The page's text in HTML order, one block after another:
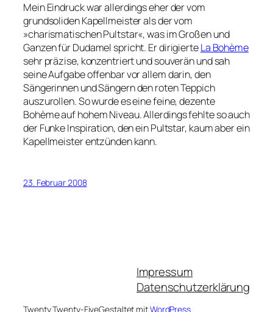
Mein Eindruck war allerdings eher der vom
grundsoliden Kapellmeister als der vom
»charismatischen Pultstar«, was im Großen und
Ganzen für Dudamel spricht. Er dirigierteLa Bohème
sehr präzise, konzentriert und souverän und sah
seine Aufgabe offenbar vor allem darin, den
Sängerinnen und Sängern den roten Teppich
auszurollen. So wurde es eine feine, dezente
Bohème auf hohem Niveau. Allerdings fehlte so auch
der Funke Inspiration, den ein Pultstar, kaum aber ein
Kapellmeister entzünden kann.
23. Februar 2008
Impressum
Datenschutzerklärung
Twenty Twenty-FiveGestaltet mitWordPress